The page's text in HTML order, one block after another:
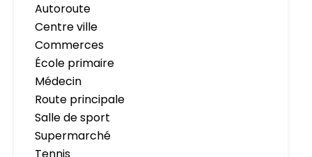
Autoroute
Centre ville
Commerces
École primaire
Médecin
Route principale
Salle de sport
Supermarché